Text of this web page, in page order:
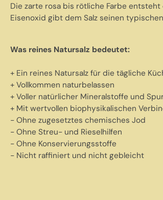
Die zarte rosa bis rötliche Farbe
Eisenoxid gibt dem Salz seinen
Was reines Natursalz bedeutet:
+ Ein reines Natursalz für die tägliche
+ Vollkommen naturbelassen
+ Voller natürlicher Mineralstoffe und
+ Mit wertvollen biophysikalischen
- Ohne zugesetztes chemisches Jod
- Ohne Streu- und Rieselhilfen
- Ohne Konservierungsstoffe
- Nicht raffiniert und nicht gebleicht